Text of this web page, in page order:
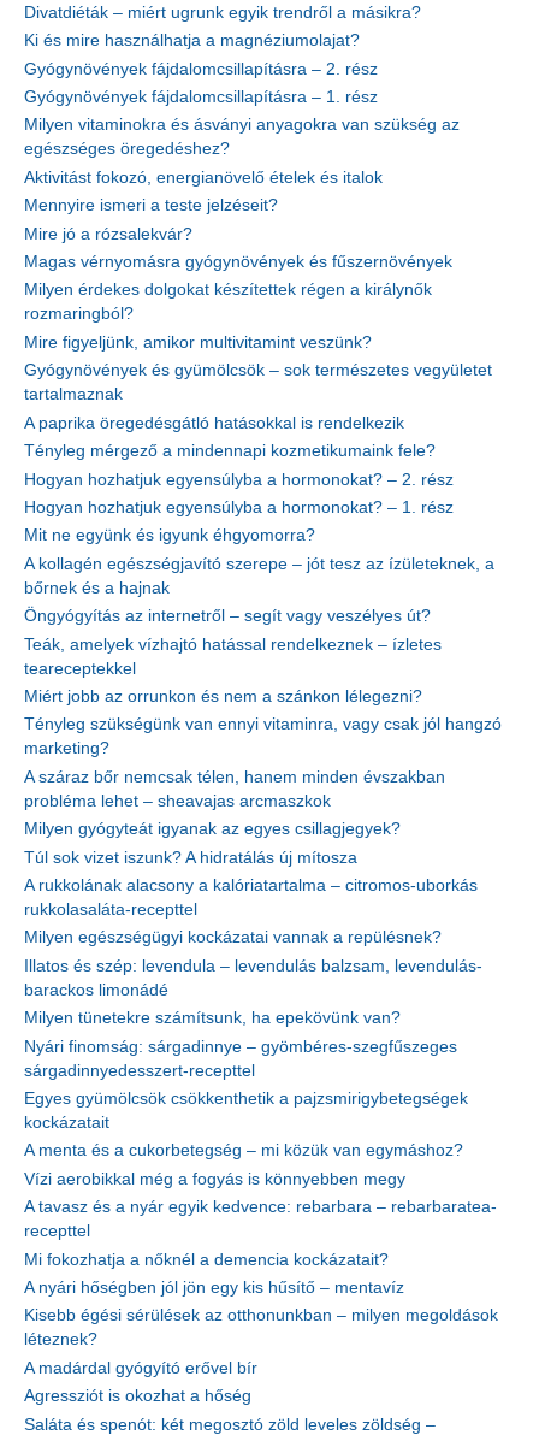
Divatdiéták – miért ugrunk egyik trendről a másikra?
Ki és mire használhatja a magnéziumolajat?
Gyógynövények fájdalomcsillapításra – 2. rész
Gyógynövények fájdalomcsillapításra – 1. rész
Milyen vitaminokra és ásványi anyagokra van szükség az
egészséges öregedéshez?
Aktivitást fokozó, energianövelő ételek és italok
Mennyire ismeri a teste jelzéseit?
Mire jó a rózsalekvár?
Magas vérnyomásra gyógynövények és fűszernövények
Milyen érdekes dolgokat készítettek régen a királynők
rozmaringból?
Mire figyeljünk, amikor multivitamint veszünk?
Gyógynövények és gyümölcsök – sok természetes vegyületet
tartalmaznak
A paprika öregedésgátló hatásokkal is rendelkezik
Tényleg mérgező a mindennapi kozmetikumaink fele?
Hogyan hozhatjuk egyensúlyba a hormonokat? – 2. rész
Hogyan hozhatjuk egyensúlyba a hormonokat? – 1. rész
Mit ne együnk és igyunk éhgyomorra?
A kollagén egészségjavító szerepe – jót tesz az ízületeknek, a
bőrnek és a hajnak
Öngyógyítás az internetről – segít vagy veszélyes út?
Teák, amelyek vízhajtó hatással rendelkeznek – ízletes
teareceptekkel
Miért jobb az orrunkon és nem a szánkon lélegezni?
Tényleg szükségünk van ennyi vitaminra, vagy csak jól hangzó
marketing?
A száraz bőr nemcsak télen, hanem minden évszakban
probléma lehet – sheavajas arcmaszkok
Milyen gyógyteát igyanak az egyes csillagjegyek?
Túl sok vizet iszunk? A hidratálás új mítosza
A rukkolának alacsony a kalóriatartalma – citromos-uborkás
rukkolasaláta-recepttel
Milyen egészségügyi kockázatai vannak a repülésnek?
Illatos és szép: levendula – levendulás balzsam, levendulás-
barackos limonádé
Milyen tünetekre számítsunk, ha epekövünk van?
Nyári finomság: sárgadinnye – gyömbéres-szegfűszeges
sárgadinnyedesszert-recepttel
Egyes gyümölcsök csökkenthetik a pajzsmirigybetegségek
kockázatait
A menta és a cukorbetegség – mi közük van egymáshoz?
Vízi aerobikkal még a fogyás is könnyebben megy
A tavasz és a nyár egyik kedvence: rebarbara – rebarbaratea-
recepttel
Mi fokozhatja a nőknél a demencia kockázatait?
A nyári hőségben jól jön egy kis hűsítő – mentavíz
Kisebb égési sérülések az otthonunkban – milyen megoldások
léteznek?
A madárdal gyógyító erővel bír
Agressziót is okozhat a hőség
Saláta és spenót: két megosztó zöld leveles zöldség –